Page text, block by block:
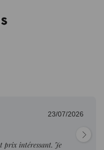
23/07/2026
prix intéressant. Je